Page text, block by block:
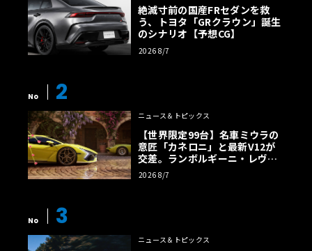
絶滅寸前の国産FRセダンを救
う、トヨタ「GRクラウン」誕生
のシナリオ【予想CG】
2026 8/7
No 2
ニュース＆トピックス
【世界限定99台】名車ミウラの
意匠「カネロニ」と最新V12が
交差。ランボルギーニ・レヴエ
ルトに60周年記念車が登場
2026 8/7
No 3
ニュース＆トピックス